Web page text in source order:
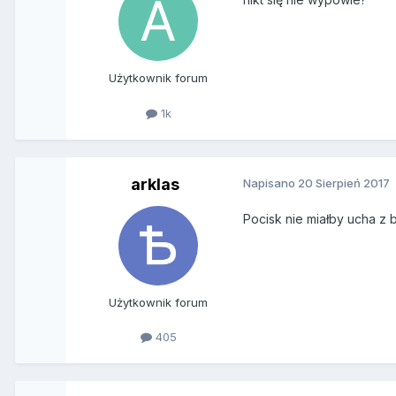
Użytkownik forum
1k
arklas
Użytkownik forum
405
Napisano 20 Sierpień 2017
Pocisk nie miałby ucha z